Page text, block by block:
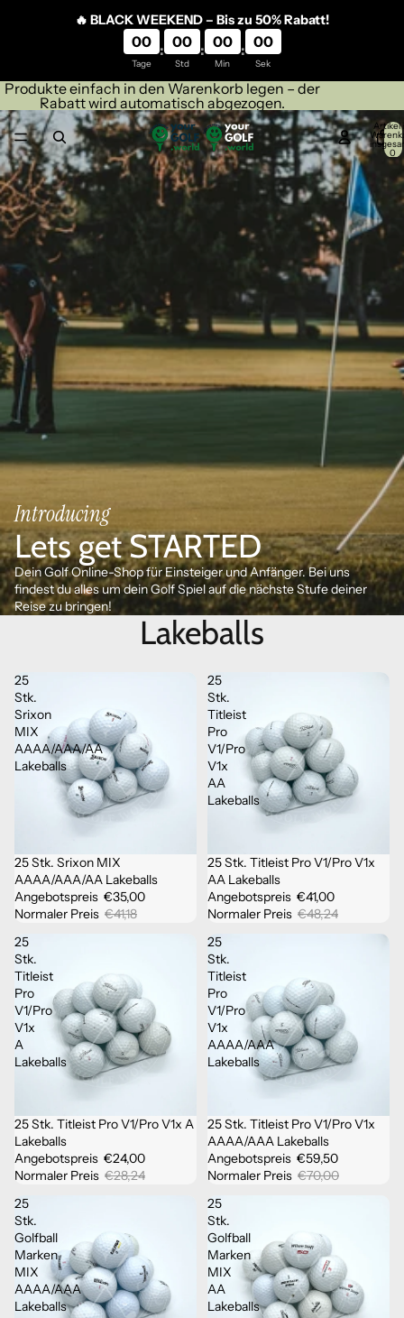
🔥 BLACK WEEKEND – Bis zu 50% Rabatt!
00
Tage
: 00
Std
: 00
Min
: 00
Sek
Produkte einfach in den Warenkorb legen – der
Rabatt wird automatisch abgezogen.
Artikel
0
Introducing
Lets get STARTED
Dein Golf Online-Shop für Einsteiger und Anfänger. Bei uns
findest du alles um dein Golf Spiel auf die nächste Stufe deiner
Reise zu bringen!
Lakeballs
25
Stk.
Srixon
MIX
AAAA/AAA/AA
Lakeballs
Sale
25 Stk. Srixon MIX
AAAA/AAA/AA Lakeballs
Angebotspreis €35,00
Normaler Preis €41,18
25
Stk.
Titleist
Pro
V1/Pro
V1x
AA
Lakeballs
Ausverkauft
25 Stk. Titleist Pro V1/Pro V1x
AA Lakeballs
Angebotspreis €41,00
Normaler Preis €48,24
25
Stk.
Titleist
Pro
V1/Pro
V1x
A
Lakeballs
Sale
25 Stk. Titleist Pro V1/Pro V1x A
Lakeballs
Angebotspreis €24,00
Normaler Preis €28,24
25
Stk.
Titleist
Pro
V1/Pro
V1x
AAAA/AAA
Lakeballs
Ausverkauft
25 Stk. Titleist Pro V1/Pro V1x
AAAA/AAA Lakeballs
Angebotspreis €59,50
Normaler Preis €70,00
25
Stk.
Golfball
Marken
MIX
AAAA/AAA
Lakeballs
25
Stk.
Golfball
Marken
MIX
AA
Lakeballs